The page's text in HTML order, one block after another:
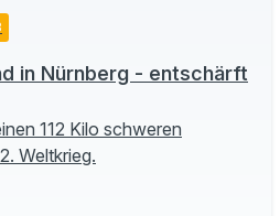
in Nürnberg - entschärft
112 Kilo schweren
Weltkrieg.